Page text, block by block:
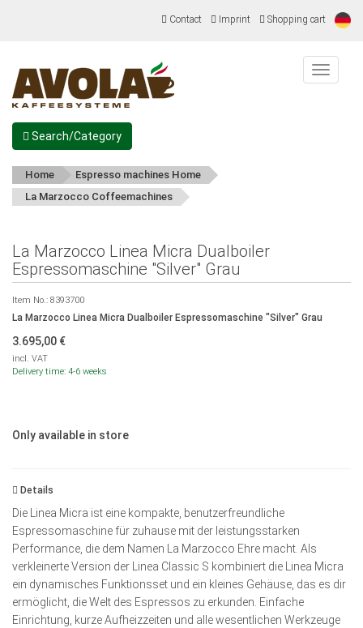
Contact Imprint Shopping cart
Menu
Search/Category
Home
Espresso machines Home
La Marzocco Coffeemachines
La Marzocco Linea Micra Dualboiler
Espressomaschine "Silver" Grau
Item No.: 8393700
La Marzocco Linea Micra Dualboiler Espressomaschine "Silver" Grau
3.695,00 €
incl. VAT
Delivery time: 4-6 weeks
Only available in store
Details
Die Linea Micra ist eine kompakte, benutzerfreundliche
Espressomaschine für zuhause mit der leistungsstarken
Performance, die dem Namen La Marzocco Ehre macht. Als
verkleinerte Version der Linea Classic S kombiniert die Linea Micra
ein dynamisches Funktionsset und ein kleines Gehäuse, das es dir
ermöglicht, die Welt des Espressos zu erkunden. Einfache
Einrichtung, kurze Aufheizzeiten und alle wesentlichen Werkzeuge